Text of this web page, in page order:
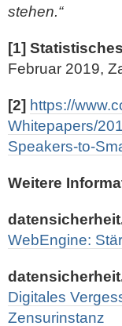
stehen.“
[1]
Februar 2019,
[2] https://
Whitepapers/
Speakers-to-
Weitere
WebEngine:
Digitales
Zensurinstanz